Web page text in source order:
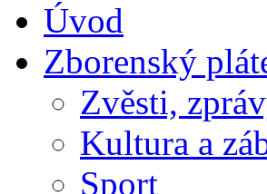
Úvod
Zborenský
Zvěsti,
Kultura a
Sport